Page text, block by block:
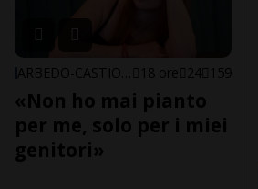
18 ore 24 159
«Non ho mai pianto
per me, solo per i miei
genitori»